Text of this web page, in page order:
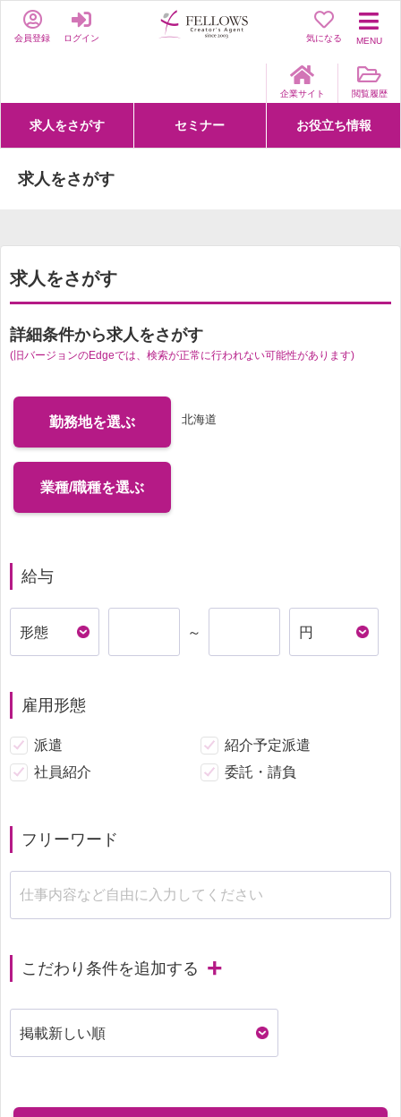
会員登録 ログイン 気になる MENU
企業サイト 閲覧履歴
求人をさがす
詳細条件からさがす
求人特集からさがす
セミナー
セミナーをさがす
クリエイティブNEXT
クリエイターズファーム
e-ラーニング
Fellows Creative Academy
企業研修
お役立ち情報
お役立ち情報一覧
聞くは一時、聞かぬは一生
クリエイターのお仕事図鑑
クリエイターの声
Q&A
企業様向けお役立ち情報
求人をさがす
求人をさがす
詳細条件から求人をさがす
(旧バージョンのEdgeでは、検索が正常に行われない可能性があります)
勤務地を選ぶ 北海道
業種/職種を選ぶ
給与
～
雇用形態
派遣
紹介予定派遣
社員紹介
委託・請負
フリーワード
こだわり条件を追加する